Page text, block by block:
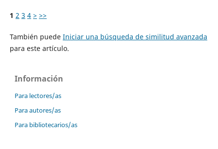
1 2 3 4 > >>
También puede Iniciar una búsqueda de similitud avanzada
para este artículo.
Información
Para lectores/as
Para autores/as
Para bibliotecarios/as